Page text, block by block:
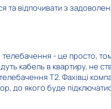
Суспільне новини
та відпочивати з
- це просто,
кабель в квартиру, не
Т2. Фахівці
до якого буде